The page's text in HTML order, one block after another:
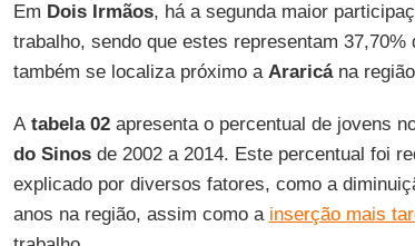
Em Dois Irmãos, há a segunda maior
trabalho, sendo que estes representam
também se localiza próximo a Araricána
Atabela 02apresenta o percentual de jovens
do Sinosde 2002 a 2014. Este percentual foi
explicado por diversos fatores, como a
anos na região, assim como a inserção mais